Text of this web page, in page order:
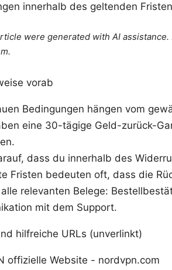
innerhalb des geltenden
were generated with AI
vorab
Bedingungen hängen vom
eine 30-tägige Geld-zurück-
dass du innerhalb des
Fristen bedeuten oft, dass die
relevanten Belege:
mit dem Support.
hilfreiche URLs (unverlinkt)
offizielle Website - nordvpn.com